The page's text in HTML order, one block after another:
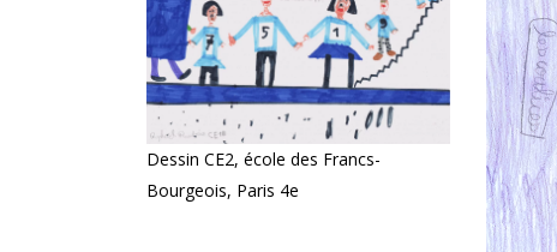
Dessin CE2, école des Francs-
Bourgeois, Paris 4e